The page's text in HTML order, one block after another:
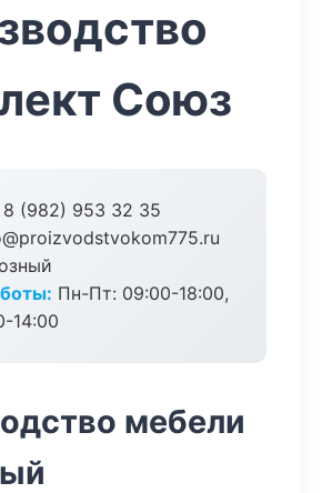
Союз
8 (982) 953 32 35
Пн-Пт: 09:00-18:00,
14:00
мебели